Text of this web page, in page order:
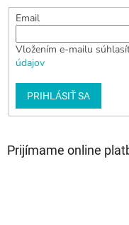
Email
Vložením e-mailu
údajov
PRIHLÁSIŤ SA
Prijímame online